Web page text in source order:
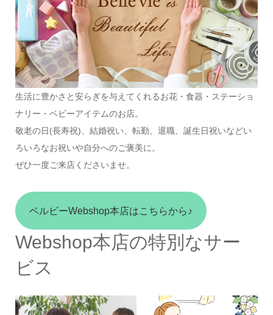
生活に豊かさと安らぎを与えてくれるお花・食器・ステーショ
ナリー・ベビーアイテムのお店。
敬老の日(長寿祝)、結婚祝い、転勤、退職、誕生日祝いなどい
ろいろなお祝いや自分へのご褒美に。
ぜひ一度ご来店くださいませ。
ベルビーWebshop本店はこちらから♪
Webshop本店の特別なサー
ビス